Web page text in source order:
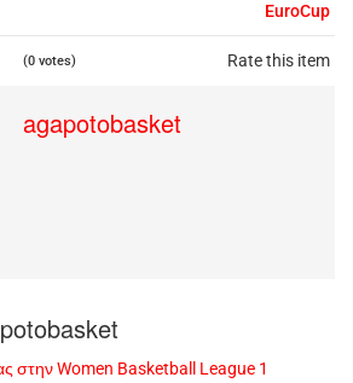
EuroCup
Rate this item
(0 votes)
agapotobasket
στην Women Basketball League 1